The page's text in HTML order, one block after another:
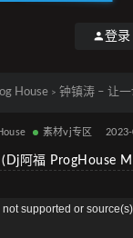
登录
House > 钟镇涛 – 让一切随风
素材vj专区
阿福 ProgHouse
supported or